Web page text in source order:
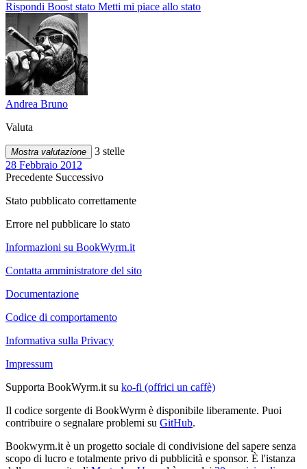
Rispondi Boost stato Metti mi piace allo stato
Andrea Bruno
Valuta
Mostra valutazione
3 stelle
28 Febbraio 2012
Precedente Successivo
Stato pubblicato correttamente
Errore nel pubblicare lo stato
Informazioni su BookWyrm.it
Contatta amministratore del sito
Documentazione
Codice di comportamento
Informativa sulla Privacy
Impressum
Supporta BookWyrm.it su ko-fi (offrici un caffè)
Il codice sorgente di BookWyrm è disponibile liberamente. Puoi
contribuire o segnalare problemi su GitHub.
Bookwyrm.it è un progetto sociale di condivisione del sapere senza
scopo di lucro e totalmente privo di pubblicità e sponsor. È l'istanza